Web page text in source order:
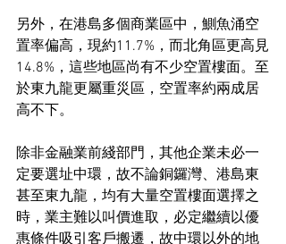
另外，在港島多個商業區中，鰂魚涌空
置率偏高，現約11.7%，而北角區更高見
14.8%，這些地區尚有不少空置樓面。至
於東九龍更屬重災區，空置率約兩成居
高不下。
除非金融業前綫部門，其他企業未必一
定要選址中環，故不論銅鑼灣、港島東
甚至東九龍，均有大量空置樓面選擇之
時，業主難以叫價進取，必定繼續以優
惠條件吸引客戶搬遷，故中環以外的地